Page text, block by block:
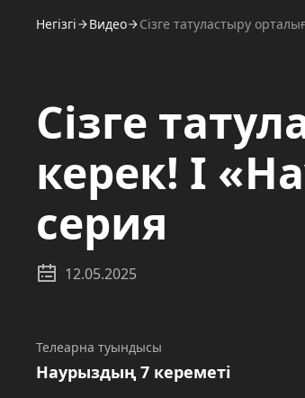
Негізгі Видео Сізге татуластыру
Сізге
керек! І
серия
12.05.2025
Телеарна туындысы
Наурыздың 7 кереметі